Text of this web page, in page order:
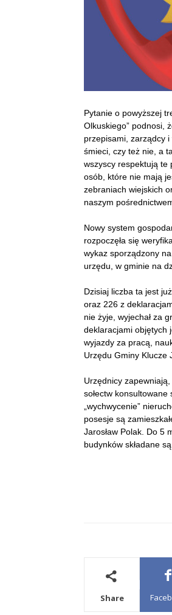
Pytanie o powyższej
Olkuskiego” podnosi,
przepisami, zarządcy
śmieci, czy też nie, a
wszyscy respektują te
osób, które nie mają
zebraniach wiejskich
naszym
Nowy system
rozpoczęła się
wykaz sporządzony
urzędu, w gminie na
Dzisiaj liczba ta jest
oraz 226 z
nie żyje, wyjechał za
deklaracjami objętych
wyjazdy za pracą,
Urzędu Gminy Klucze
Urzędnicy
sołectw
„wychwycenie”
posesje są
Jarosław Polak. Do 5
budynków składane
Share